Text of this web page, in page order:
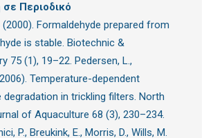
Περιοδικό
(2000). Formaldehyde prepared from
is stable. Biotechnic &
75 (1), 19–22. Pedersen, L.,
Temperature-dependent
in trickling filters. North
of Aquaculture 68 (3), 230–234.
P., Breukink, E., Morris, D., Wills, M.